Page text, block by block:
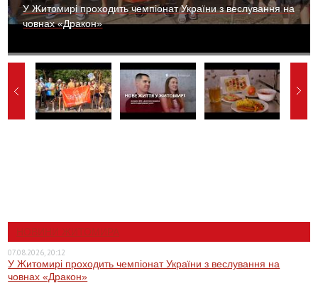
У Житомирі проходить чемпіонат України з веслування на
човнах «Дракон»
НОВИНИ ЖИТОМИРА
07.08.2026, 20:12
У Житомирі проходить чемпіонат України з веслування на
човнах «Дракон»